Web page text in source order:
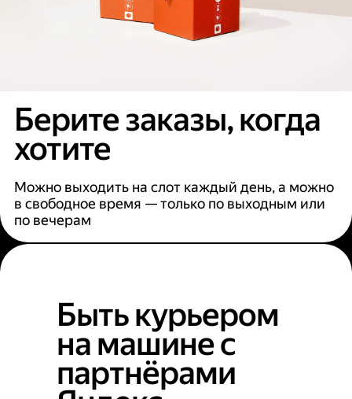
Берите заказы, когда
хотите
Можно выходить на слот каждый день, а можно
в свободное время — только по выходным или
по вечерам
Быть курьером
на машине с
партнёрами